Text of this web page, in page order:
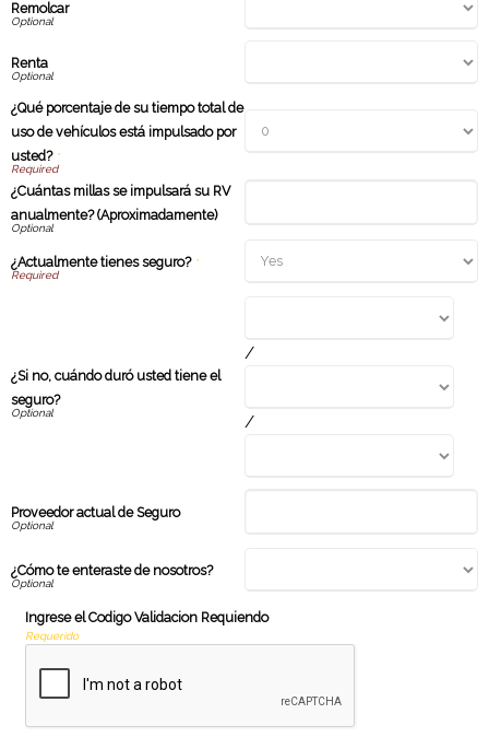
Remolcar
Renta
¿Qué porcentaje de su tiempo total de
uso de vehículos está impulsado por
usted?*
¿Cuántas millas se impulsará su RV
anualmente? (Aproximadamente)
¿Actualmente tienes seguro?*
¿Si no, cuándo duró usted tiene el
seguro?
/
/
Proveedor actual de Seguro
¿Cómo te enteraste de nosotros?
Ingrese el Codigo Validacion Requiendo
Requerido